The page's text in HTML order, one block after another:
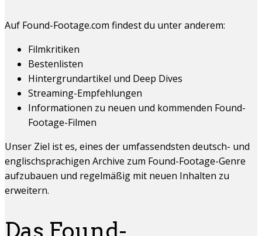
Auf Found-Footage.com findest du unter anderem:
Filmkritiken
Bestenlisten
Hintergrundartikel und Deep Dives
Streaming-Empfehlungen
Informationen zu neuen und kommenden Found-
Footage-Filmen
Unser Ziel ist es, eines der umfassendsten deutsch- und
englischsprachigen Archive zum Found-Footage-Genre
aufzubauen und regelmäßig mit neuen Inhalten zu
erweitern.
Das Found-